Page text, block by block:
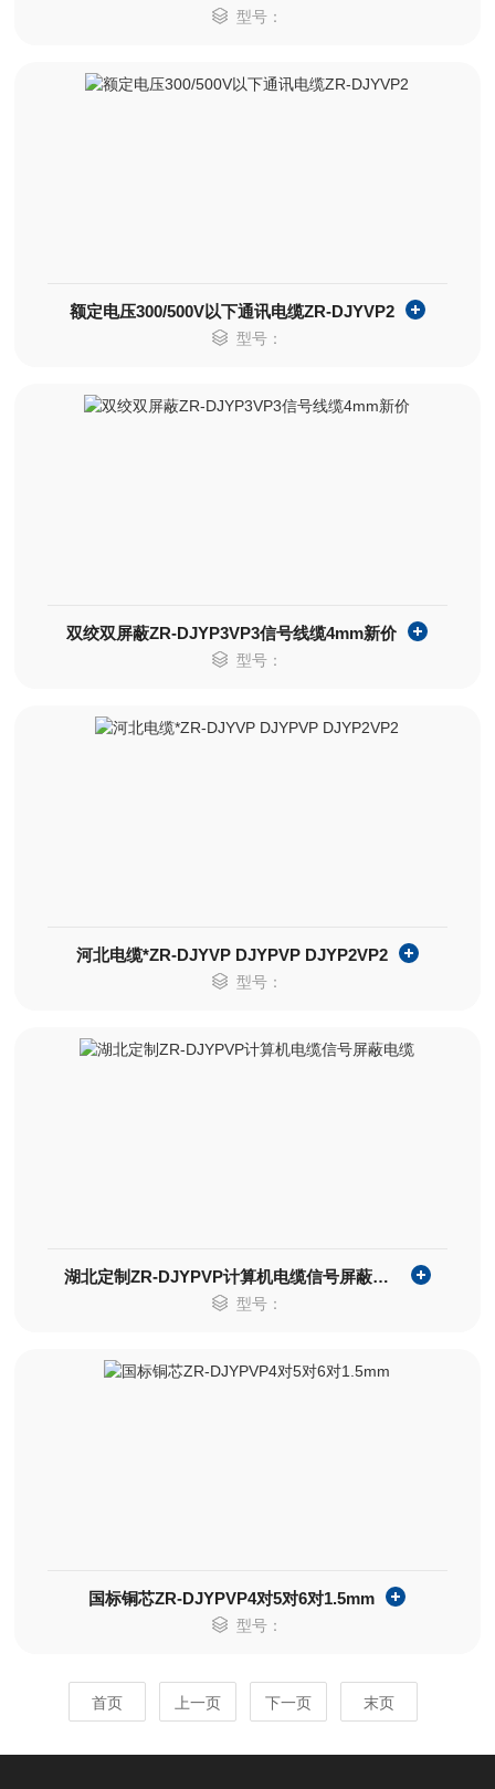
型号：
额定电压300/500V以下通讯电缆ZR-DJYVP2
型号：
双绞双屏蔽ZR-DJYP3VP3信号线缆4mm新价
型号：
河北电缆*ZR-DJYVP DJYPVP DJYP2VP2
型号：
湖北定制ZR-DJYPVP计算机电缆信号屏蔽电缆
型号：
国标铜芯ZR-DJYPVP4对5对6对1.5mm
型号：
首页 上一页 下一页 末页